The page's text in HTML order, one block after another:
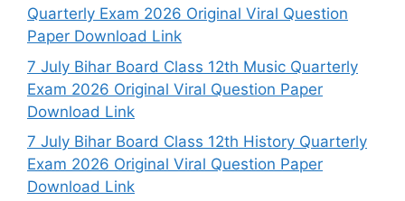
Quarterly Exam 2026 Original Viral Question
Paper Download Link
7 July Bihar Board Class 12th Music Quarterly
Exam 2026 Original Viral Question Paper
Download Link
7 July Bihar Board Class 12th History Quarterly
Exam 2026 Original Viral Question Paper
Download Link